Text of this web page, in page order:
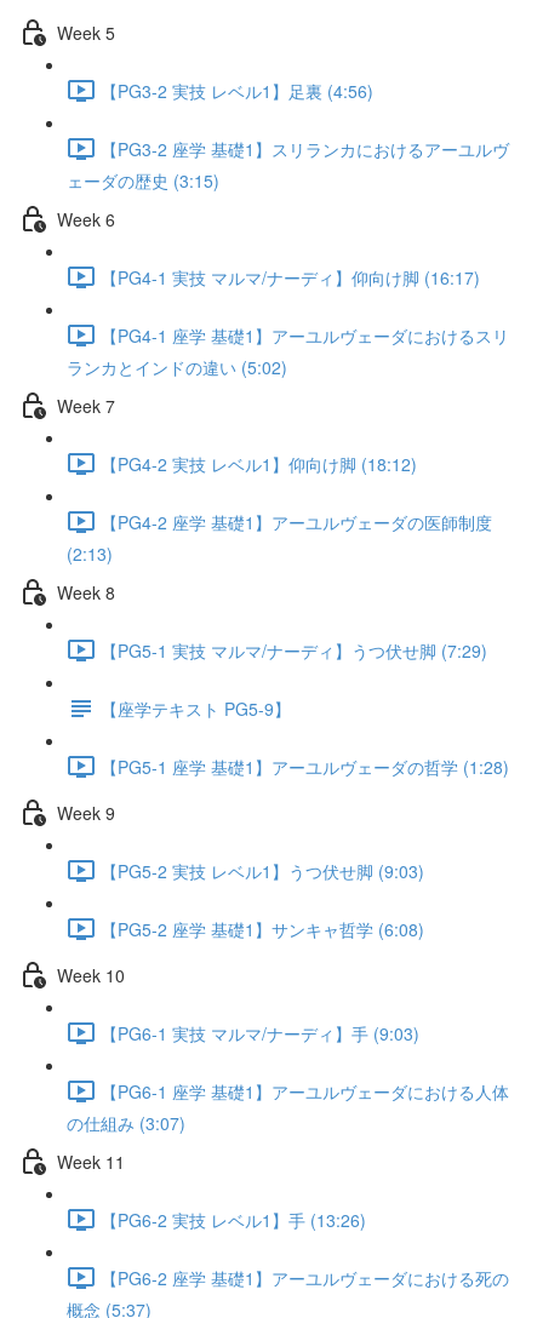
Week 5
【PG3-2 実技 レベル1】足裏 (4:56)
【PG3-2 座学 基礎1】スリランカにおけるアーユルヴ
ェーダの歴史 (3:15)
Week 6
【PG4-1 実技 マルマ/ナーディ】仰向け脚 (16:17)
【PG4-1 座学 基礎1】アーユルヴェーダにおけるスリ
ランカとインドの違い (5:02)
Week 7
【PG4-2 実技 レベル1】仰向け脚 (18:12)
【PG4-2 座学 基礎1】アーユルヴェーダの医師制度
(2:13)
Week 8
【PG5-1 実技 マルマ/ナーディ】うつ伏せ脚 (7:29)
【座学テキスト PG5-9】
【PG5-1 座学 基礎1】アーユルヴェーダの哲学 (1:28)
Week 9
【PG5-2 実技 レベル1】うつ伏せ脚 (9:03)
【PG5-2 座学 基礎1】サンキャ哲学 (6:08)
Week 10
【PG6-1 実技 マルマ/ナーディ】手 (9:03)
【PG6-1 座学 基礎1】アーユルヴェーダにおける人体
の仕組み (3:07)
Week 11
【PG6-2 実技 レベル1】手 (13:26)
【PG6-2 座学 基礎1】アーユルヴェーダにおける死の
概念 (5:37)